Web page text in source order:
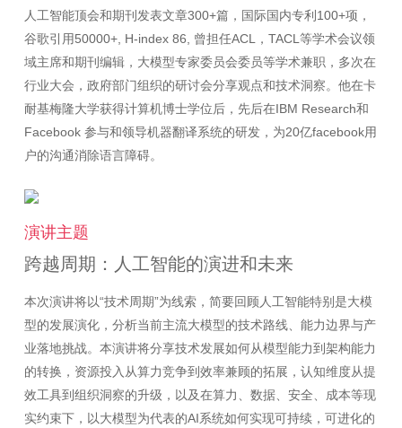
人工智能顶会和期刊发表文章300+篇，国际国内专利100+项，
谷歌引用50000+, H-index 86, 曾担任ACL，TACL等学术会议领
域主席和期刊编辑，大模型专家委员会委员等学术兼职，多次在
行业大会，政府部门组织的研讨会分享观点和技术洞察。他在卡
耐基梅隆大学获得计算机博士学位后，先后在IBM Research和
Facebook 参与和领导机器翻译系统的研发，为20亿facebook用
演讲主题
跨越周期：人工智能的演进和未来
本次演讲将以“技术周期”为线索，简要回顾人工智能特别是大模
型的发展演化，分析当前主流大模型的技术路线、能力边界与产
业落地挑战。本演讲将分享技术发展如何从模型能力到架构能力
的转换，资源投入从算力竞争到效率兼顾的拓展，认知维度从提
效工具到组织洞察的升级，以及在算力、数据、安全、成本等现
实约束下，以大模型为代表的AI系统如何实现可持续，可进化的